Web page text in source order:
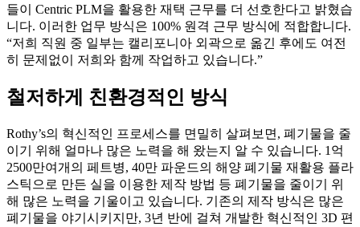
들이 Centric PLM을 활용한 재택 근무를 더 선호한다고 밝혔습
니다. 이러한 업무 방식은 100% 원격 근무 방식에 적합합니다.
“저희 직원 중 일부는 캘리포니아 외곽으로 옮긴 후에도 여전
히 문제없이 저희와 함께 작업하고 있습니다.”
철저하게 친환경적인 방식
Rothy’s의 혁신적인 프로세스를 면밀히 살펴보면, 폐기물을 줄
이기 위해 얼마나 많은 노력을 해 왔는지 알 수 있습니다. 1억
2500만여개의 페트병, 40만 파운드의 해양 폐기물 재활용 플라
스틱으로 만든 실을 이용한 제작 방법 등 폐기물을 줄이기 위
해 많은 노력을 기울이고 있습니다. 기존의 제작 방식은 많은
폐기물을 야기시키지만, 3년 반에 걸쳐 개발한 혁신적인 3D 편